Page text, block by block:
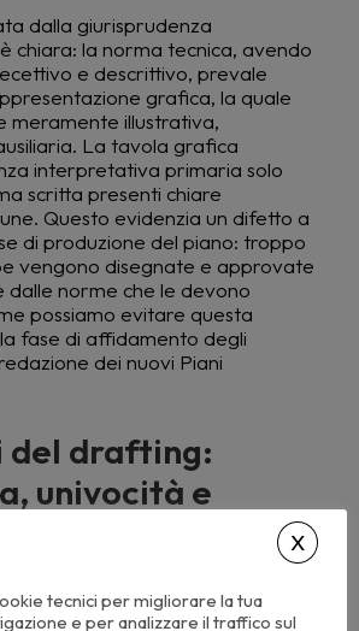
dalla giurisprudenza
chiara: la norma tecnica, avendo
e descrittivo, prevale
grafica, la quale
meramente illustrativa,
La tavola grafica
interpretativa primaria solo
scritta presenti chiare
Questo evidenzia un difetto a
di produzione del piano: troppo
vengono disegnate e approvate
norme che le devono
possiamo evitare questa
fase di affidamento degli
dei nuovi Piani
del drafting:
univocità e
circolari e manuali che
tecnici per migliorare la tua
e per analizzare il traffico sul